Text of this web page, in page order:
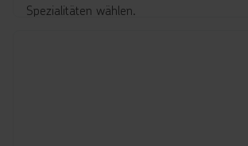
Spezialitäten wählen.